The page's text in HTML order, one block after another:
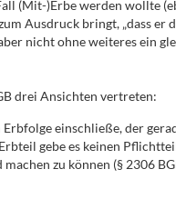
(Mit-)Erbe werden wollte
Ausdruck bringt, „dass er
nicht ohne weiteres ein
drei Ansichten vertreten:
einschließe, der
gebe es keinen
zu können (§ 2306